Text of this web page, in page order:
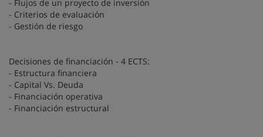
- Flujos de un proyecto de inversión
- Criterios de evaluación
- Gestión de riesgo
Decisiones de financiación - 4 ECTS:
- Estructura financiera
- Capital Vs. Deuda
- Financiación operativa
- Financiación estructural